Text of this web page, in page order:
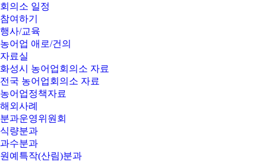
회의소 일정
참여하기
행사/교육
농어업 애로/건의
자료실
화성시 농어업회의소 자료
전국 농어업회의소 자료
농어업정책자료
해외사례
분과운영위원회
식량분과
과수분과
원예특작(산림)분과